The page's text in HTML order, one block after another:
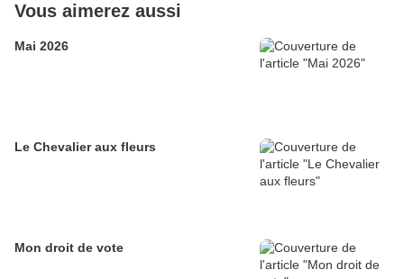
Vous aimerez aussi
Mai 2026
Le Chevalier aux fleurs
Mon droit de vote